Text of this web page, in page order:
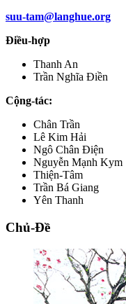
suu-tam@langhue.org
Điều-hợp
Thanh An
Trần Nghĩa Điền
Cộng-tác:
Chân Trần
Lê Kim Hải
Ngô Chân Điện
Nguyễn Mạnh Kym
Thiện-Tâm
Trần Bá Giang
Yên Thanh
Chủ-Đề